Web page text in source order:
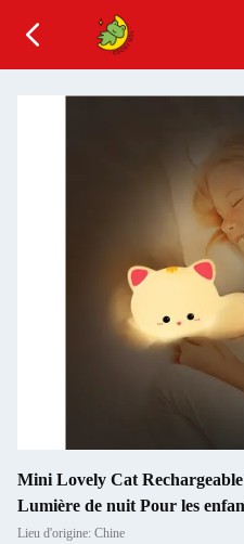
Mini Lovely Cat
Lumière de nuit Pour les
Lieu d'origine: Chine